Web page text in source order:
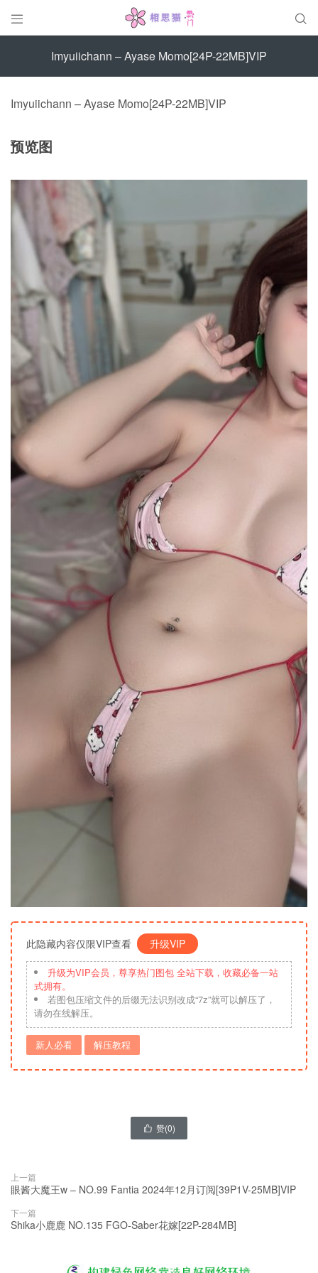
 
Imyuiichann – Ayase Momo[24P-22MB]VIP
Imyuiichann – Ayase Momo[24P-22MB]VIP
预览图
此隐藏内容仅限VIP查看 升级VIP
升级为VIP会员，尊享热门图包 全站下载，收藏必备一站
式拥有。
若图包压缩文件的后缀无法识别改成“7z”就可以解压了，
请勿在线解压。
新人必看 解压教程
 赞(0)
上一篇
眼酱大魔王w – NO.99 Fantia 2024年12月订阅[39P1V-25MB]VIP
下一篇
Shika小鹿鹿 NO.135 FGO-Saber花嫁[22P-284MB]